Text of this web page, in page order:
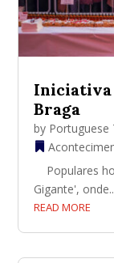
Iniciativa
Braga
by Portuguese
Populares
Gigante',
READ MORE